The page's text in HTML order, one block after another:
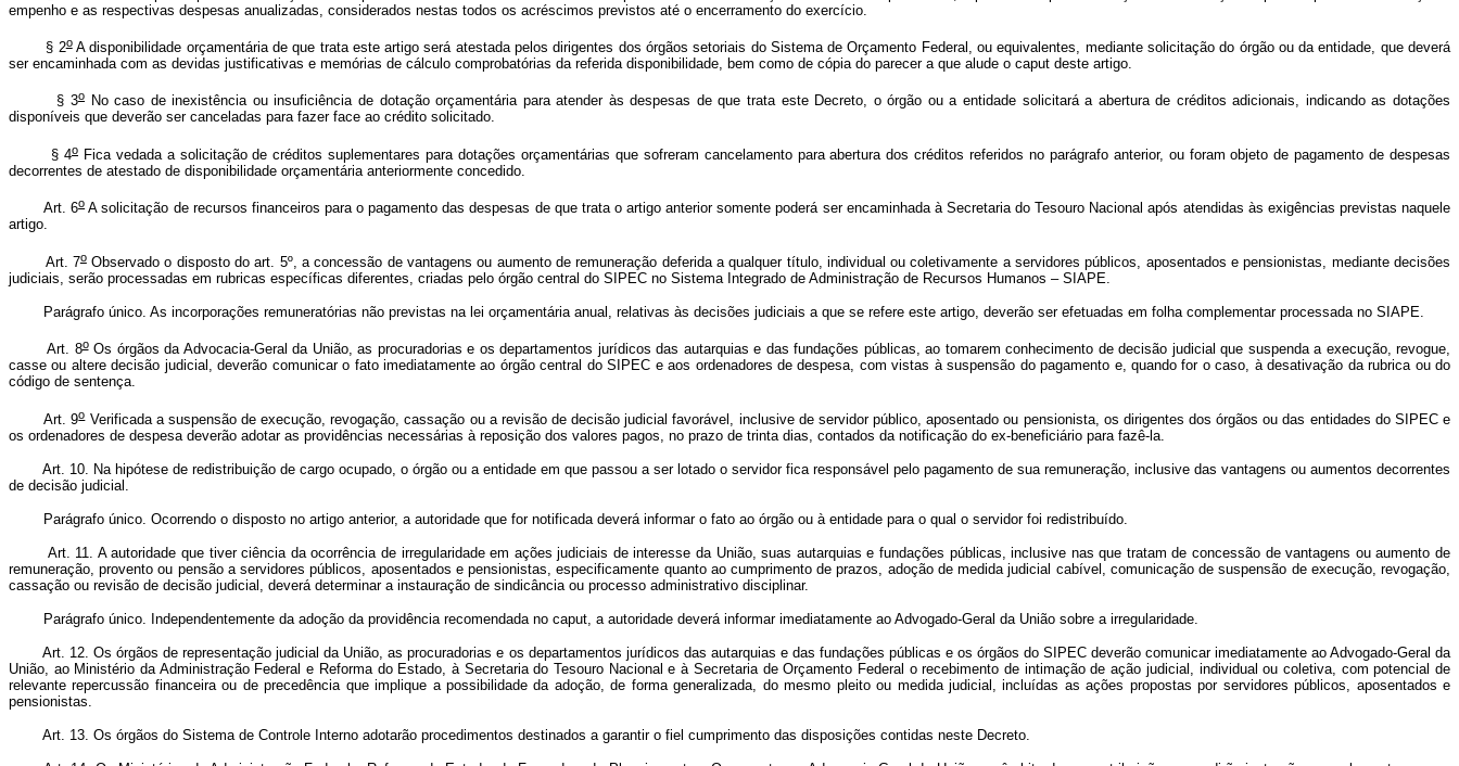
empenho e as respectivas despesas anualizadas, considerados nestas todos os acréscimos previstos até o encerramento do exercício.
§ 2oA disponibilidade orçamentária de que trata este artigo será atestada pelos dirigentes dos órgãos setoriais do Sistema de Orçamento Federal, ou equivalentes, mediante solicitação do órgão ou da entidade, que deverá
ser encaminhada com as devidas justificativas e memórias de cálculo comprobatórias da referida disponibilidade, bem como de cópia do parecer a que alude o caput deste artigo.
§ 3o
No caso de inexistência ou insuficiência de dotação orçamentária para atender às despesas de que trata este Decreto, o órgão ou a entidade solicitará a abertura de créditos adicionais, indicando as dotações
disponíveis que deverão ser canceladas para fazer face ao crédito solicitado.
§ 4o Fica vedada a solicitação de créditos suplementares para dotações orçamentárias que sofreram cancelamento para abertura dos créditos referidos no parágrafo anterior, ou foram objeto de pagamento de despesas
decorrentes de atestado de disponibilidade orçamentária anteriormente concedido.
Art. 6oA solicitação de recursos financeiros para o pagamento das despesas de que trata o artigo anterior somente poderá ser encaminhada à Secretaria do Tesouro Nacional após atendidas às exigências previstas naquele
artigo.
Art. 7oObservado o disposto do art. 5º, a concessão de vantagens ou aumento de remuneração deferida a qualquer título, individual ou coletivamente a servidores públicos, aposentados e pensionistas, mediante decisões
judiciais, serão processadas em rubricas específicas diferentes, criadas pelo órgão central do SIPEC no Sistema Integrado de Administração de Recursos Humanos – SIAPE.
Parágrafo único. As incorporações remuneratórias não previstas na lei orçamentária anual, relativas às decisões judiciais a que se refere este artigo, deverão ser efetuadas em folha complementar processada no SIAPE.
Art. 8oOs órgãos da Advocacia-Geral da União, as procuradorias e os departamentos jurídicos das autarquias e das fundações públicas, ao tomarem conhecimento de decisão judicial que suspenda a execução, revogue,
casse ou altere decisão judicial, deverão comunicar o fato imediatamente ao órgão central do SIPEC e aos ordenadores de despesa, com vistas à suspensão do pagamento e, quando for o caso, à desativação da rubrica ou do
código de sentença.
Art. 9oVerificada a suspensão de execução, revogação, cassação ou a revisão de decisão judicial favorável, inclusive de servidor público, aposentado ou pensionista, os dirigentes dos órgãos ou das entidades do SIPEC e
os ordenadores de despesa deverão adotar as providências necessárias à reposição dos valores pagos, no prazo de trinta dias, contados da notificação do ex-beneficiário para fazê-la.
Art. 10. Na hipótese de redistribuição de cargo ocupado, o órgão ou a entidade em que passou a ser lotado o servidor fica responsável pelo pagamento de sua remuneração, inclusive das vantagens ou aumentos decorrentes
de decisão judicial.
Parágrafo único. Ocorrendo o disposto no artigo anterior, a autoridade que for notificada deverá informar o fato ao órgão ou à entidade para o qual o servidor foi redistribuído.
Art. 11. A autoridade que tiver ciência da ocorrência de irregularidade em ações judiciais de interesse da União, suas autarquias e fundações públicas, inclusive nas que tratam de concessão de vantagens ou aumento de
remuneração, provento ou pensão a servidores públicos, aposentados e pensionistas, especificamente quanto ao cumprimento de prazos, adoção de medida judicial cabível, comunicação de suspensão de execução, revogação,
cassação ou revisão de decisão judicial, deverá determinar a instauração de sindicância ou processo administrativo disciplinar.
Parágrafo único. Independentemente da adoção da providência recomendada no caput, a autoridade deverá informar imediatamente ao Advogado-Geral da União sobre a irregularidade.
Art. 12. Os órgãos de representação judicial da União, as procuradorias e os departamentos jurídicos das autarquias e das fundações públicas e os órgãos do SIPEC deverão comunicar imediatamente ao Advogado-Geral da
União, ao Ministério da Administração Federal e Reforma do Estado, à Secretaria do Tesouro Nacional e à Secretaria de Orçamento Federal o recebimento de intimação de ação judicial, individual ou coletiva, com potencial de
relevante repercussão financeira ou de precedência que implique a possibilidade da adoção, de forma generalizada, do mesmo pleito ou medida judicial, incluídas as ações propostas por servidores públicos, aposentados e
pensionistas.
Art. 13. Os órgãos do Sistema de Controle Interno adotarão procedimentos destinados a garantir o fiel cumprimento das disposições contidas neste Decreto.